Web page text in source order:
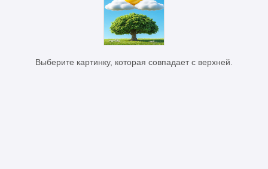
Выберите картинку, которая совпадает с верхней.